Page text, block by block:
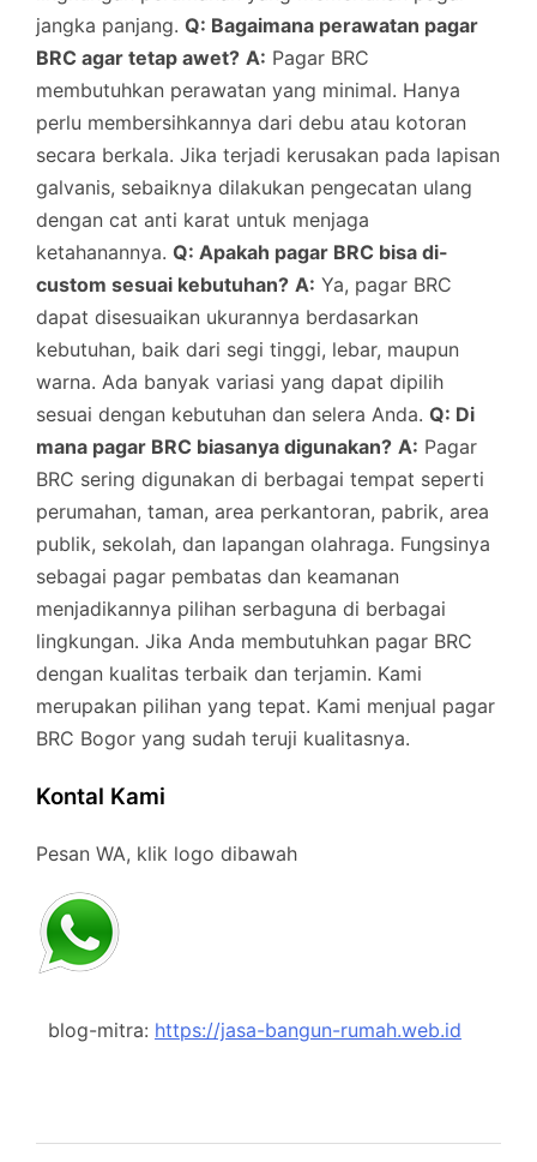
jangka panjang. Q: Bagaimana perawatan pagar
BRC agar tetap awet? A: Pagar BRC
membutuhkan perawatan yang minimal. Hanya
perlu membersihkannya dari debu atau kotoran
secara berkala. Jika terjadi kerusakan pada lapisan
galvanis, sebaiknya dilakukan pengecatan ulang
dengan cat anti karat untuk menjaga
ketahanannya. Q: Apakah pagar BRC bisa di-
custom sesuai kebutuhan? A: Ya, pagar BRC
dapat disesuaikan ukurannya berdasarkan
kebutuhan, baik dari segi tinggi, lebar, maupun
warna. Ada banyak variasi yang dapat dipilih
sesuai dengan kebutuhan dan selera Anda. Q: Di
mana pagar BRC biasanya digunakan? A: Pagar
BRC sering digunakan di berbagai tempat seperti
perumahan, taman, area perkantoran, pabrik, area
publik, sekolah, dan lapangan olahraga. Fungsinya
sebagai pagar pembatas dan keamanan
menjadikannya pilihan serbaguna di berbagai
lingkungan. Jika Anda membutuhkan pagar BRC
dengan kualitas terbaik dan terjamin. Kami
merupakan pilihan yang tepat. Kami menjual pagar
BRC Bogor yang sudah teruji kualitasnya.
Kontal Kami
Pesan WA, klik logo dibawah
blog-mitra: https://jasa-bangun-rumah.web.id